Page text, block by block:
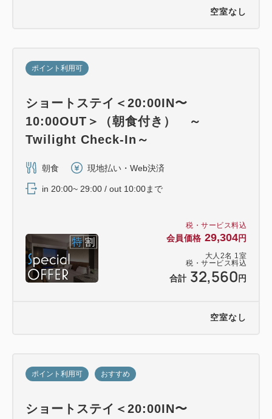
空室なし
税・サービス料込
会員価格 29,304円
大人 2名 1 室
税・サービス料込
合計 32,560 円
ポイント利用可
ショートステイ＜20:00IN〜
10:00OUT＞（朝食付き） ～
Twilight Check-In～
朝食 現地払い・Web決済
in 20:00~ 29:00 / out 10:00まで
空室なし
ポイント利用可 おすすめ
ショートステイ＜20:00IN〜